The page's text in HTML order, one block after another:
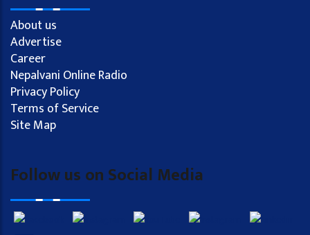
About us
Advertise
Career
Nepalvani Online Radio
Privacy Policy
Terms of Service
Site Map
Follow us on Social Media